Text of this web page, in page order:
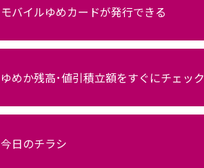
モバイルゆめカードが発行できる
ゆめか残高･値引積立額をすぐにチェック
今日のチラシ